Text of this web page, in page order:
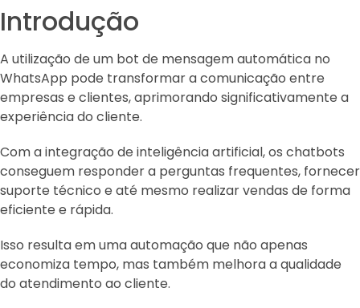
Introdução
A utilização de um bot de mensagem automática no
WhatsApp pode transformar a comunicação entre
empresas e clientes, aprimorando significativamente a
experiência do cliente.
Com a integração de inteligência artificial, os chatbots
conseguem responder a perguntas frequentes, fornecer
suporte técnico e até mesmo realizar vendas de forma
eficiente e rápida.
Isso resulta em uma automação que não apenas
economiza tempo, mas também melhora a qualidade
do atendimento ao cliente.